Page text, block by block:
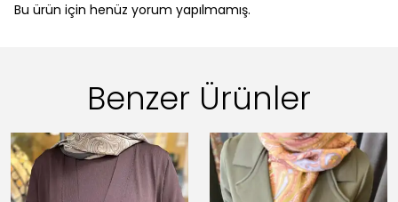
Bu ürün için henüz yorum yapılmamış.
Benzer Ürünler